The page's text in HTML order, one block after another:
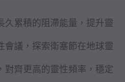
久累積的阻滯能量，提升靈
會議，探索衛塞節在地球靈
對齊更高的靈性頻率，穩定